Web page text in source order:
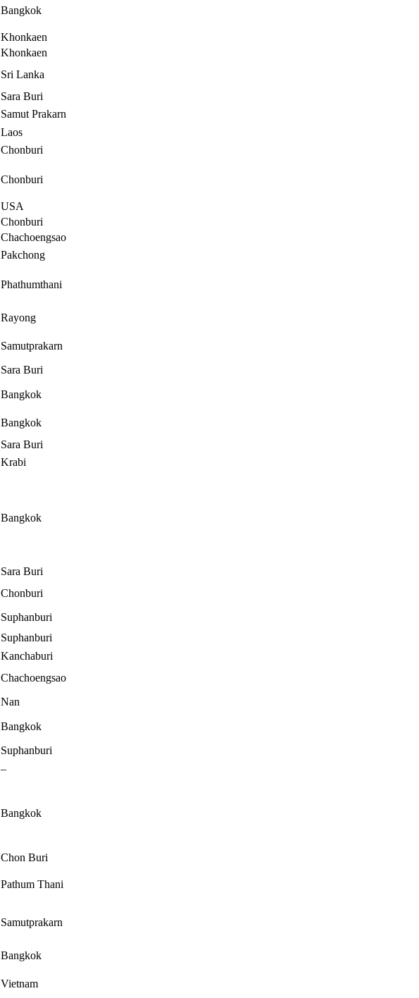
Bangkok
Khonkaen
Khonkaen
Sri Lanka
Sara Buri
Samut Prakarn
Laos
Chonburi
Chonburi
USA
Chonburi
Chachoengsao
Pakchong
Phathumthani
Rayong
Samutprakarn
Sara Buri
Bangkok
Bangkok
Sara Buri
Krabi
Bangkok
Sara Buri
Chonburi
Suphanburi
Suphanburi
Kanchaburi
Chachoengsao
Nan
Bangkok
Suphanburi
–
Bangkok
Chon Buri
Pathum Thani
Samutprakarn
Bangkok
Vietnam